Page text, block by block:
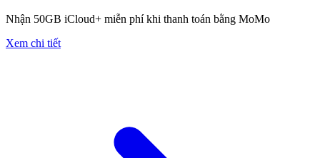
Nhận 50GB iCloud+ miễn phí khi thanh toán bằng MoMo
Xem chi tiết